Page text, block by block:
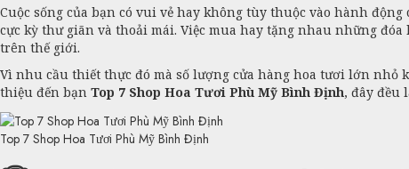
Cuộc sống của bạn có vui vẻ hay không tùy thuộc vào hành
cực kỳ thư giãn và thoải mái. Việc mua hay tặng nhau những
trên thế giới.
Vì nhu cầu thiết thực đó mà số lượng cửa hàng hoa tươi lớn
thiệu đến bạn Top 7 Shop Hoa Tươi Phù Mỹ Bình Định, đây đều
Top 7 Shop Hoa Tươi Phù Mỹ Bình Định